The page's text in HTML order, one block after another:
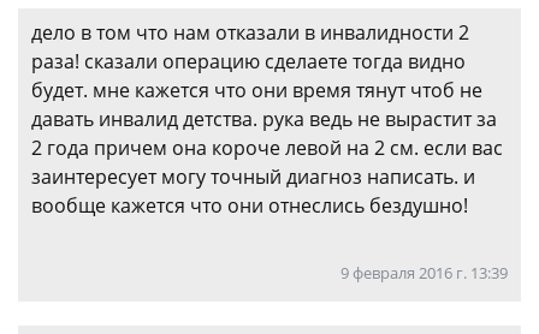
дело в том что нам отказали в инвалидности 2
раза! сказали операцию сделаете тогда видно
будет. мне кажется что они время тянут чтоб не
давать инвалид детства. рука ведь не вырастит за
2 года причем она короче левой на 2 см. если вас
заинтересует могу точный диагноз написать. и
вообще кажется что они отнеслись бездушно!
9 февраля 2016 г. 13:39